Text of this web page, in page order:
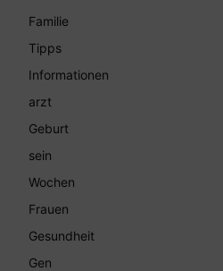
Familie
Tipps
Informationen
arzt
Geburt
sein
Wochen
Frauen
Gesundheit
Gen